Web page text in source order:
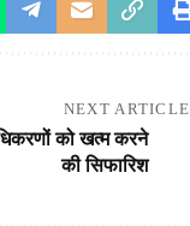
NEXT ARTICLE
को खत्म करने
की सिफारिश